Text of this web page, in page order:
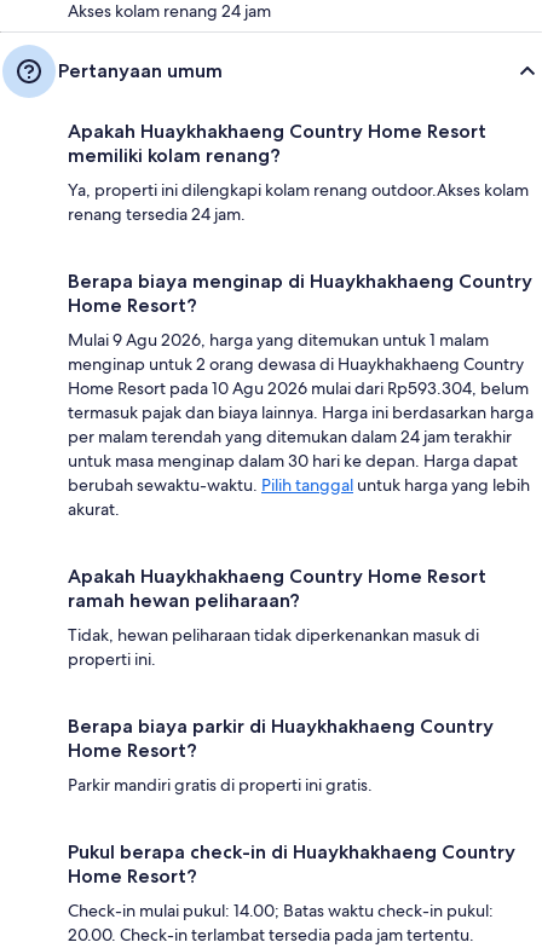
Akses kolam renang 24 jam
Pertanyaan umum
Apakah Huaykhakhaeng Country Home Resort
memiliki kolam renang?
Ya, properti ini dilengkapi kolam renang outdoor.Akses kolam
renang tersedia 24 jam.
Berapa biaya menginap di Huaykhakhaeng Country
Home Resort?
Mulai 9 Agu 2026, harga yang ditemukan untuk 1 malam
menginap untuk 2 orang dewasa di Huaykhakhaeng Country
Home Resort pada 10 Agu 2026 mulai dari Rp593.304, belum
termasuk pajak dan biaya lainnya. Harga ini berdasarkan harga
per malam terendah yang ditemukan dalam 24 jam terakhir
untuk masa menginap dalam 30 hari ke depan. Harga dapat
berubah sewaktu-waktu. Pilih tanggal untuk harga yang lebih
akurat.
Apakah Huaykhakhaeng Country Home Resort
ramah hewan peliharaan?
Tidak, hewan peliharaan tidak diperkenankan masuk di
properti ini.
Berapa biaya parkir di Huaykhakhaeng Country
Home Resort?
Parkir mandiri gratis di properti ini gratis.
Pukul berapa check-in di Huaykhakhaeng Country
Home Resort?
Check-in mulai pukul: 14.00; Batas waktu check-in pukul:
20.00. Check-in terlambat tersedia pada jam tertentu.